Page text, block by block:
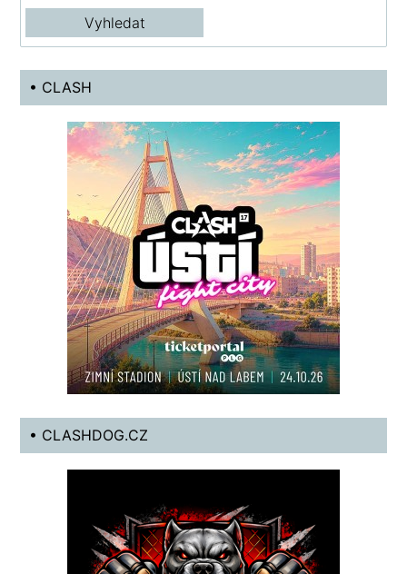
• CLASH
• CLASHDOG.CZ